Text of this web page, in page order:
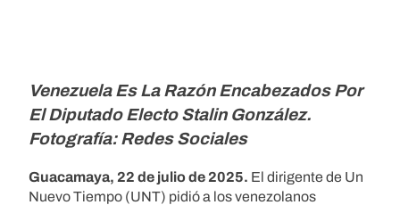
Venezuela Es La Razón Encabezados Por
El Diputado Electo Stalin González.
Fotografía: Redes Sociales
Guacamaya, 22 de julio de 2025. El dirigente de Un
Nuevo Tiempo (UNT) pidió a los venezolanos